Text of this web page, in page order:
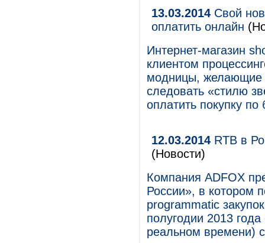
13.03.2014 Свой
оплатить онлайн
Интернет-магазин
клиентом
модницы, желающие
следовать «стилю
оплатить покупку по
12.03.2014 RTB в
(Новости)
Компания ADFOX
России», в котором
programmatic
полугодии 2013
реальном времени)